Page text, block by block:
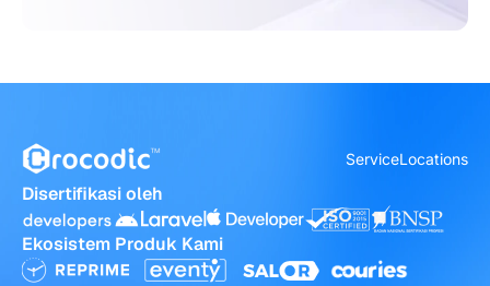
ServiceLocations
Disertifikasi oleh
Ekosistem Produk Kami